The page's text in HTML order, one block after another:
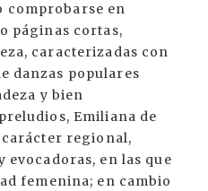
comprobarse en
páginas cortas,
caracterizadas con
danzas populares
y bien
Emiliana de
regional,
evocadoras, en las que
femenina; en cambio